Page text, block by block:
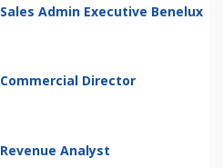
Sales Admin Executive Benelux
Commercial Director
Revenue Analyst